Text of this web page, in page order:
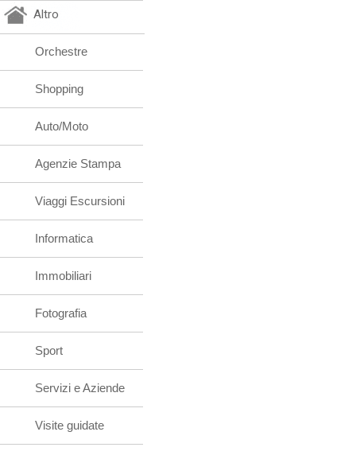
Altro
Orchestre
Shopping
Auto/Moto
Agenzie Stampa
Viaggi Escursioni
Informatica
Immobiliari
Fotografia
Sport
Servizi e Aziende
Visite guidate